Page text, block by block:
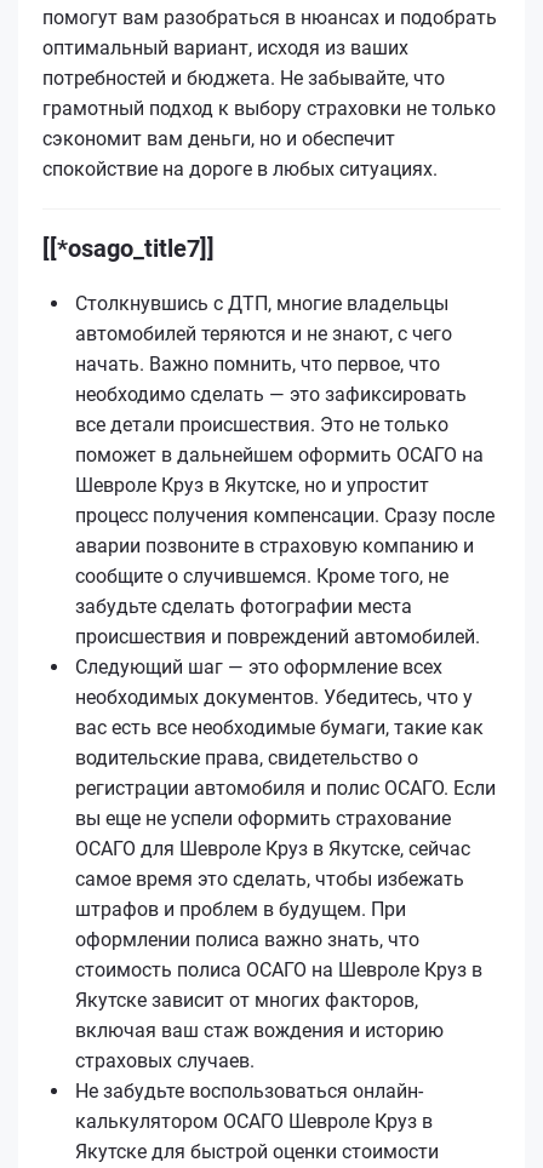
помогут вам разобраться в нюансах и подобрать
оптимальный вариант, исходя из ваших
потребностей и бюджета. Не забывайте, что
грамотный подход к выбору страховки не только
сэкономит вам деньги, но и обеспечит
спокойствие на дороге в любых ситуациях.
[[*osago_title7]]
Столкнувшись с ДТП, многие владельцы
автомобилей теряются и не знают, с чего
начать. Важно помнить, что первое, что
необходимо сделать — это зафиксировать
все детали происшествия. Это не только
поможет в дальнейшем оформить ОСАГО на
Шевроле Круз в Якутске, но и упростит
процесс получения компенсации. Сразу после
аварии позвоните в страховую компанию и
сообщите о случившемся. Кроме того, не
забудьте сделать фотографии места
происшествия и повреждений автомобилей.
Следующий шаг — это оформление всех
необходимых документов. Убедитесь, что у
вас есть все необходимые бумаги, такие как
водительские права, свидетельство о
регистрации автомобиля и полис ОСАГО. Если
вы еще не успели оформить страхование
ОСАГО для Шевроле Круз в Якутске, сейчас
самое время это сделать, чтобы избежать
штрафов и проблем в будущем. При
оформлении полиса важно знать, что
стоимость полиса ОСАГО на Шевроле Круз в
Якутске зависит от многих факторов,
включая ваш стаж вождения и историю
страховых случаев.
Не забудьте воспользоваться онлайн-
калькулятором ОСАГО Шевроле Круз в
Якутске для быстрой оценки стоимости